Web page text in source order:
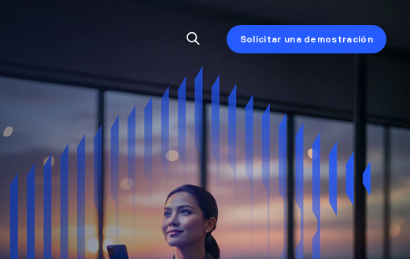
Solicitar una demostración